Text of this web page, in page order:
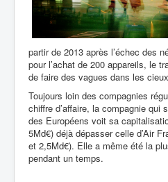
partir de 2013 après l’échec des
pour l’achat de 200 appareils, le
de faire des vagues dans les
Toujours loin des compagnies
chiffre d’affaire, la compagnie qui
des Européens voit sa
5Md€) déjà dépasser celle d’Air
et 2,5Md€). Elle a même été la
pendant un temps.